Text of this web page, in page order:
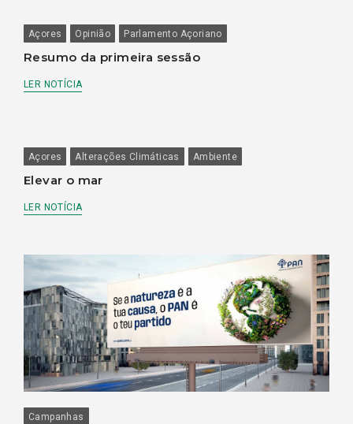
Açores Opinião Parlamento Açoriano
Resumo da primeira sessão
LER NOTÍCIA
Açores Alterações Climáticas Ambiente
Elevar o mar
LER NOTÍCIA
Campanhas